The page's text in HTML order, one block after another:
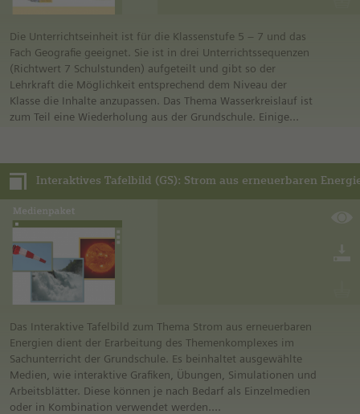
Die Unterrichtseinheit ist für die Klassenstufe 5 – 7 und das
Fach Geografie geeignet. Sie ist in drei Unterrichtssequenzen
(Richtwert 7 Schulstunden) aufgeteilt und gibt so der
Lehrkraft die Möglichkeit entsprechend dem Niveau der
Klasse die Inhalte anzupassen. Das Thema Wasserkreislauf ist
zum Teil eine Wiederholung aus der Grundschule. Einige
Grundschule geeignet.
Die vielfältigen Medien dieses Medienpakets (Grafiken,
interaktive Infomodule und Animationen, Sachinformationen,
Experimentieranleitungen, ein Arbeitsblatt und eine
Projektidee) unterstützen Sie beim lebensnahen Unterricht.
Die zeitliche Einteilung der Unterrichtsstunden und der
Einsatz der Medien sind in einer Handreichung für die
Lehrkraft skizziert.
Interaktives Tafelbild (GS): Strom aus erneuerbaren
Das Interaktive Tafelbild zum Thema Strom aus erneuerbaren
Energien dient der Erarbeitung des Themenkomplexes im
Sachunterricht der Grundschule. Es beinhaltet ausgewählte
Medien, wie interaktive Grafiken, Übungen, Simulationen und
Arbeitsblätter. Diese können je nach Bedarf als Einzelmedien
oder in Kombination verwendet werden.